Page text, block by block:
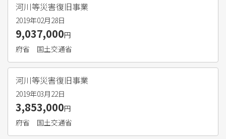
河川等災害復旧事業
2019年02月28日
9,037,000円
府省
国土交通省
河川等災害復旧事業
2019年03月22日
3,853,000円
府省
国土交通省